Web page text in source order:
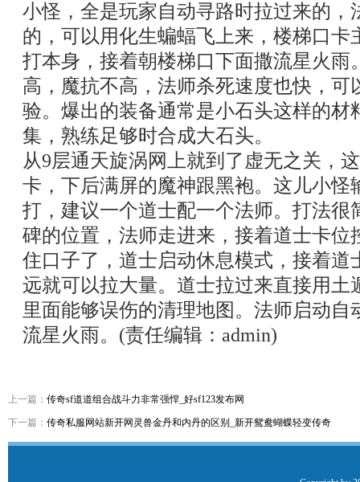
小怪，全是玩家自动寻路时拉过来的，
的，可以用化生蝙蝠飞上来，楼梯口卡
打本身，接着朝楼梯口下面撒流星火雨
高，魔抗不高，法师杀死速度也快，可
验。爆出的装备通常是小石头这样的材
集，熟练足够时合成大石头。
从9层通天旋涡网上就到了虚无之关，
卡，下后满屏的魔神跟黑袍。这儿小怪
打，建议一个道士配一个法师。打法很
碑的位置，法师走进来，接着道士卡位
住口子了，道士启动休息模式，接着道
远就可以拉大量。道士拉过来直接用土
里面能够误伤的清理地图。法师启动自
流星火雨。(责任编辑：admin)
上一篇： 传奇sf道道组合战斗力非常强悍_好sf123发布网
下一篇： 传奇私服网站新开网灵兽金丹和内丹的区别_新开鸳鸯蝴蝶轻变传奇